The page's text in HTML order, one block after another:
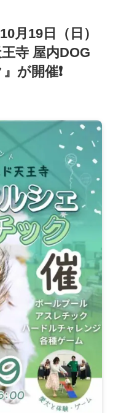
月19日（日）
寺 屋内DOG
が開催❗️